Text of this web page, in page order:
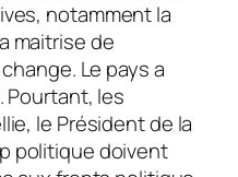
notamment la
maitrise de
Le pays a
Pourtant, les
le Président de la
politique doivent